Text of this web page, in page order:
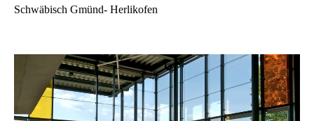
Schwäbisch Gmünd- Herlikofen